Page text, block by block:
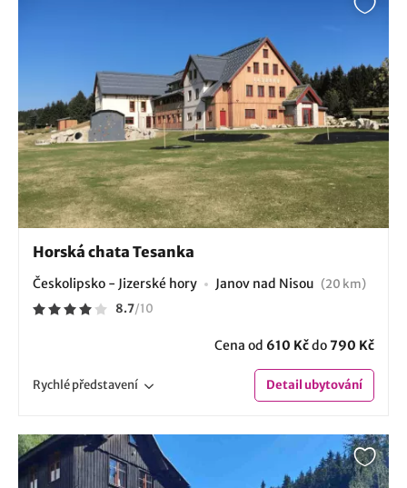
Horská chata Tesanka
Českolipsko - Jizerské hory Janov nad Nisou (20 km)
8.7/10
Cena od 610 Kčdo790 Kč
Rychlépředstavení Detailubytování